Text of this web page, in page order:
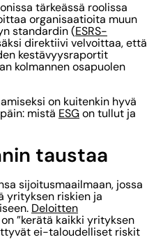
tärkeässä roolissa
organisaatioita muun
standardin (ESRS-
direktiivi velvoittaa, että
kestävyysraportit
kolmannen osapuolen
on kuitenkin hyvä
mistä ESG on tullut ja
taustaa
sijoitusmaailmaan, jossa
yrityksen riskien ja
Deloitten
”kerätä kaikki yrityksen
ei-taloudelliset riskit